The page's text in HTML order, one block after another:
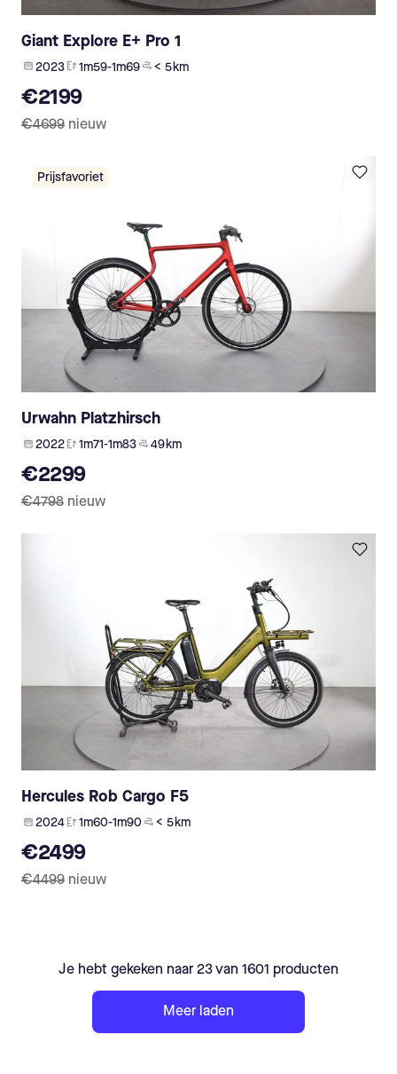
Giant Explore E+ Pro 1
2023 1m59-1m69 < 5 km
€2199
€4699 nieuw
Prijsfavoriet
Urwahn Platzhirsch
2022 1m71-1m83 49 km
€2299
€4798 nieuw
Hercules Rob Cargo F5
2024 1m60-1m90 < 5 km
€2499
€4499 nieuw
Je hebt gekeken naar 23 van 1601 producten
Meer laden